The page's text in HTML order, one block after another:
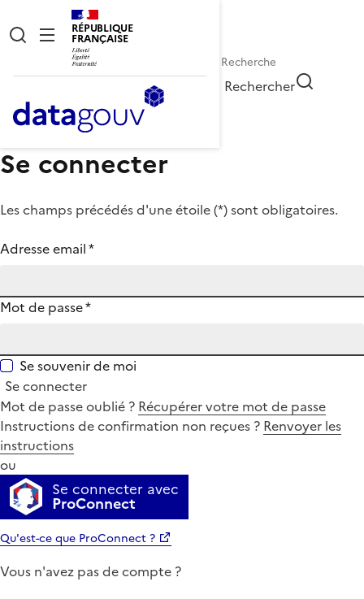
RÉPUBLIQUE
FRANÇAISE
Rechercher
Se connecter
Les champs précédés d'une étoile (*) sont obligatoires.
Adresse email*
Mot de passe*
Se souvenir de moi
Se connecter
Mot de passe oublié ? Récupérer votre mot de passe
Instructions de confirmation non reçues ? Renvoyer les
instructions
ou
Se connecter avec
ProConnect
Qu'est-ce que ProConnect ?
Vous n'avez pas de compte ?